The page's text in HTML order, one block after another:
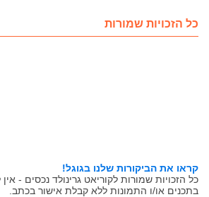
כל הזכויות שמורות
קראו את הביקורות שלנו בגוגל!
כל הזכויות שמורות לקוריאט גרינולד נכסים -
בתכנים או/ו התמונות ללא קבלת אישור בכתב.